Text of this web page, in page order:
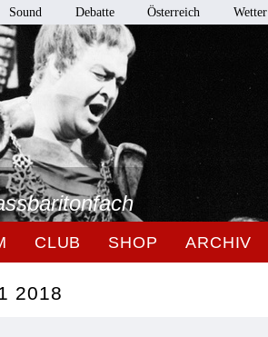
Sound Debatte Österreich Wetter
CLUB SHOP ARCHIV
2018